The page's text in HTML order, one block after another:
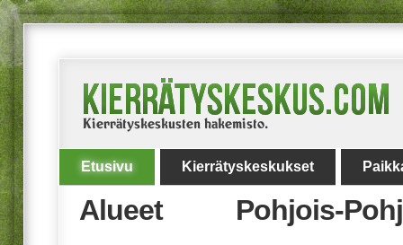
Etusivu Kierrätyskeskukset
Pohjois-
Alueet